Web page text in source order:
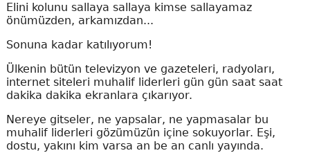
Elini kolunu sallaya sallaya kimse sallayamaz
önümüzden, arkamızdan...
Sonuna kadar katılıyorum!
Ülkenin bütün televizyon ve gazeteleri, radyoları,
internet siteleri muhalif liderleri gün gün saat saat
dakika dakika ekranlara çıkarıyor.
Nereye gitseler, ne yapsalar, ne yapmasalar bu
muhalif liderleri gözümüzün içine sokuyorlar. Eşi,
dostu, yakını kim varsa an be an canlı yayında.